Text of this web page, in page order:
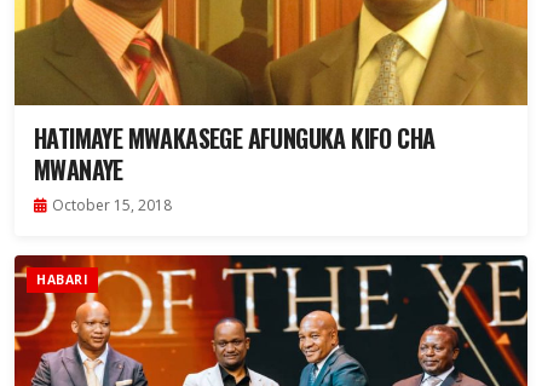
HATIMAYE MWAKASEGE AFUNGUKA KIFO CHA
MWANAYE
October 15, 2018
HABARI